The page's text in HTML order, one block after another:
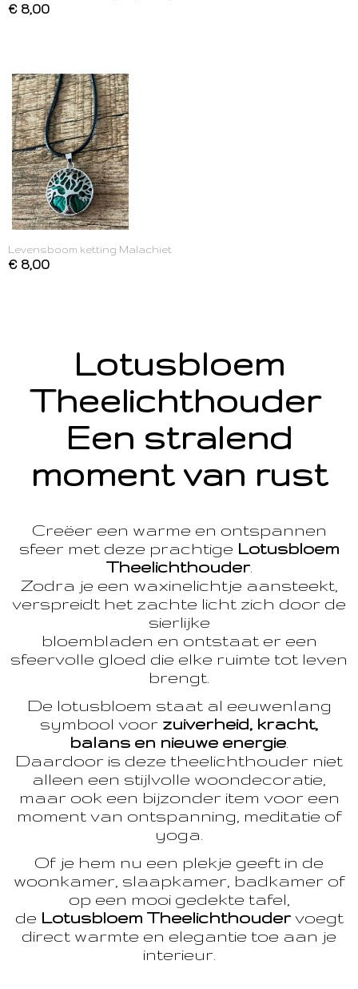
€ 8,00
Levensboom ketting Malachiet
€ 8,00
Lotusbloem
Theelichthouder
Een stralend
moment van rust
Creëer een warme en ontspannen
sfeer met deze prachtige Lotusbloem
Theelichthouder.
Zodra je een waxinelichtje aansteekt,
verspreidt het zachte licht zich door de
sierlijke
bloembladen en ontstaat er een
sfeervolle gloed die elke ruimte tot leven
brengt.
De lotusbloem staat al eeuwenlang
symbool voor zuiverheid, kracht,
balans en nieuwe energie
Daardoor is deze theelichthouder niet
alleen een stijlvolle woondecoratie,
maar ook een bijzonder item voor een
moment van ontspanning, meditatie of
yoga.
Of je hem nu een plekje geeft in de
woonkamer, slaapkamer, badkamer of
op een mooi gedekte tafel,
de Lotusbloem Theelichthoudervoegt
direct warmte en elegantie toe aan je
interieur.